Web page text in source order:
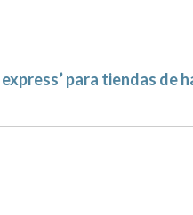
express’ para tiendas de